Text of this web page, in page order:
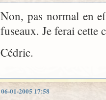
Non, pas normal en
fuseaux. Je ferai cette
Cédric.
06-01-2005 17:58